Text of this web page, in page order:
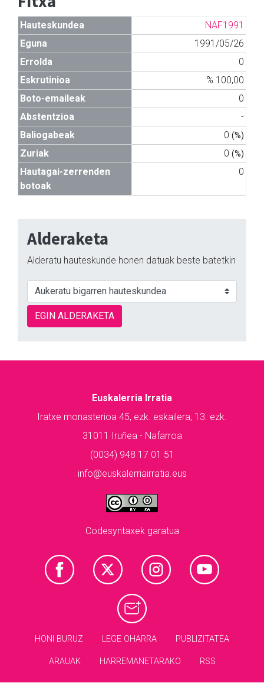
Hauteskundea
NAF1991
Eguna
1991/05/26
Errolda
0
Eskrutinioa
% 100,00
Boto-emaileak
0
Abstentzioa
-
Baliogabeak
0 (%)
Zuriak 0 (%)
Hautagai-zerrenden
botoak
0
Alderaketa
Alderatu hauteskunde honen datuak beste batetkin
EGIN ALDERAKETA
Euskalerria Irratia
Iratxe monasterioa 45, ezk. eskailera, 13. ezk.
31011 Iruñea - Nafarroa
(0034) 948 17 01 51
info@euskalerriairratia.eus
Codesyntaxek garatua
HONI BURUZ LEGE OHARRA PUBLIZITATEA
ARAUAK HARREMANETARAKO RSS